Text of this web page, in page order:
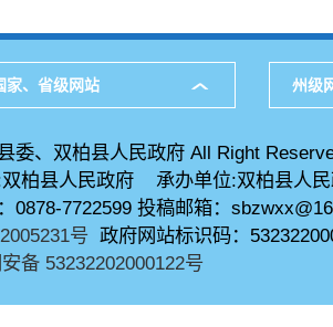
家、省级网站 州级
委、双柏县人民政府 All Right
双柏县人民政府 承办单位:双柏县人
0878-7722599 投稿邮箱：
号 政府网站标识码：
备 53232202000122号